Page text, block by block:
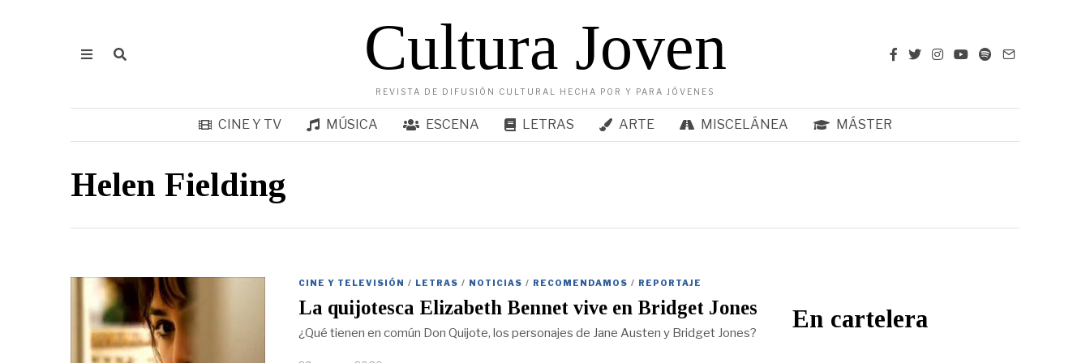
Cultura Joven
REVISTA DE DIFUSIÓN CULTURAL HECHA POR Y PARA JÓVENES
CINE Y TV MÚSICA ESCENA LETRAS ARTE MISCELÁNEA MÁSTER
Helen Fielding
CINE Y TELEVISIÓN / LETRAS / NOTICIAS / RECOMENDAMOS / REPORTAJE
La quijotesca Elizabeth Bennet vive en Bridget Jones
¿Qué tienen en común Don Quijote, los personajes de Jane Austen y Bridget Jones?
En cartelera